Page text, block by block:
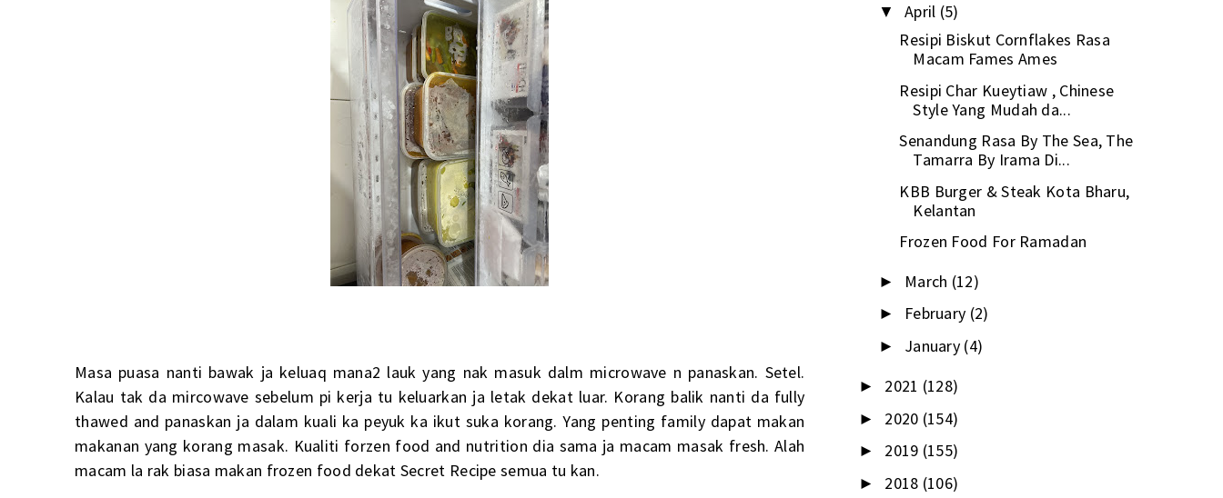
Masa puasa nanti bawak ja keluaq mana2 lauk yang nak masuk dalm microwave n panaskan. Setel.
Kalau tak da mircowave sebelum pi kerja tu keluarkan ja letak dekat luar. Korang balik nanti da fully
thawed and panaskan ja dalam kuali ka peyuk ka ikut suka korang. Yang penting family dapat makan
makanan yang korang masak. Kualiti forzen food and nutrition dia sama ja macam masak fresh. Alah
macam la rak biasa makan frozen food dekat Secret Recipe semua tu kan.
▼ April (5)
Resipi Biskut Cornflakes Rasa
Macam Fames Ames
Resipi Char Kueytiaw , Chinese
Style Yang Mudah da...
Senandung Rasa By The Sea, The
Tamarra By Irama Di...
KBB Burger & Steak Kota Bharu,
Kelantan
Frozen Food For Ramadan
► March (12)
► February (2)
► January (4)
► 2021 (128)
► 2020 (154)
► 2019 (155)
► 2018 (106)